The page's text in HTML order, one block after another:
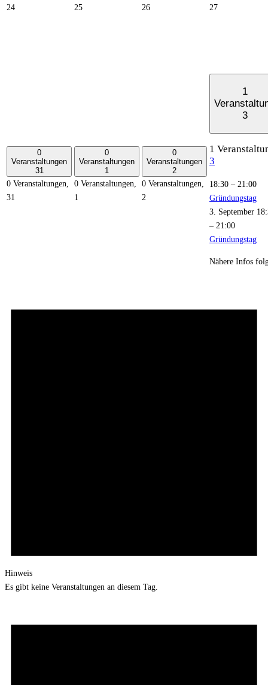
24
25
26
27
0
Veranstaltungen
31
0 Veranstaltungen,
31
0
Veranstaltungen
1
0 Veranstaltungen,
1
0
Veranstaltungen
2
0 Veranstaltungen,
2
1
3
1
3
18:30 – 21:00
Gründungstag
3. September
– 21:00
Gründungstag
Nähere Infos
Hinweis
Es gibt keine Veranstaltungen an diesem Tag.